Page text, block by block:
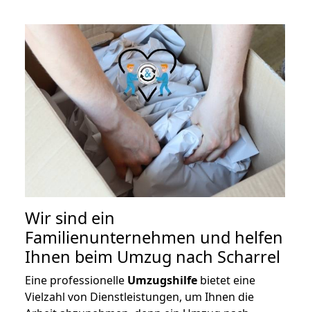
Wir sind ein
Familienunternehmen und helfen
Ihnen beim Umzug nach Scharrel
Eine professionelle Umzugshilfe bietet eine
Vielzahl von Dienstleistungen, um Ihnen die